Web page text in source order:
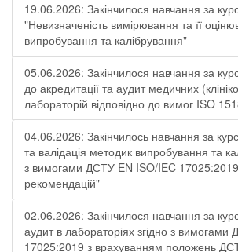
19.06.2026: Закінчилося навчання за
"Невизначеність вимірювання та її
випробування та калібрування"
05.06.2026: Закінчилося навчання за
до акредитації та аудит медичних
лабораторій відповідно до вимог ISO
04.06.2026: Закінчилось навчання за
та валідація методик випробування та
з вимогами ДСТУ EN ISO/IEC
рекомендацій"
02.06.2026: Закінчилося навчання за
аудит в лабораторіях згідно з
17025:2019 з врахуванням положень